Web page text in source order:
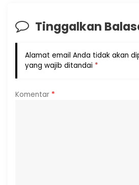
Tinggalkan
Alamat email Anda tidak akan
yang wajib ditandai *
Komentar *